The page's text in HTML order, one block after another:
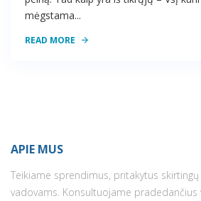
mėgstama...
READ MORE
APIE MUS
Teikiame sprendimus, pritakytus
vadovams. Konsultuojame pradedančius